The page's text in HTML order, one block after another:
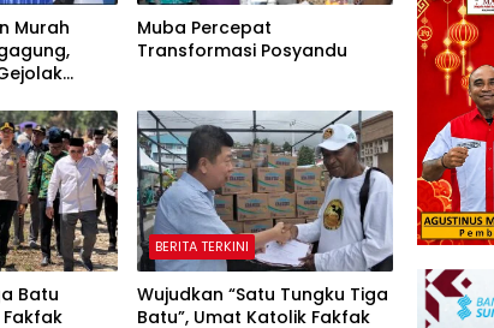
Murah
Muba Percepat
Transformasi Posyandu
Batu
BERITA TERKINI
Wujudkan “Satu Tungku Tiga
Batu”, Umat Katolik Fakfak